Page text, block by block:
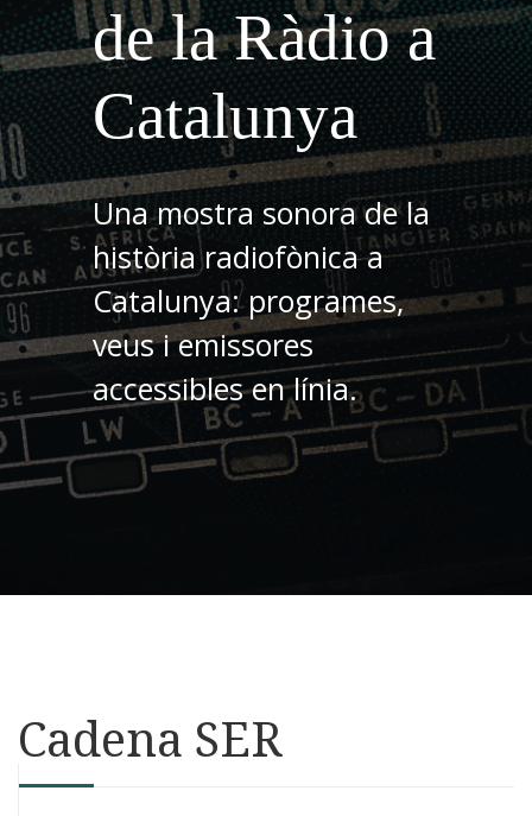
de la Ràdio a
Catalunya
Una mostra sonora de la
història radiofònica a
Catalunya: programes,
veus i emissores
accessibles en línia.
Cadena SER